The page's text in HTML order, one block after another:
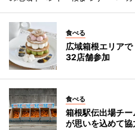
食べる
広域箱根エリア
32店舗参加
食べる
箱根駅伝出場チ
が思いを込めて協